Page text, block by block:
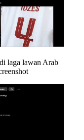
laga lawan Arab